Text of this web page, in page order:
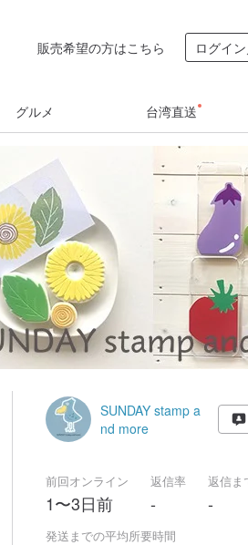
販売希望の方はこちら ログイ
グルメ 台湾直送
SUNDAY stamp a
nd more
前回オンライン
1〜3日前
返信率
-
返信ま
-
発送までの平均所要時間